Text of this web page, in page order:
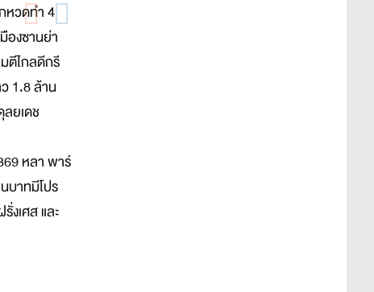
หวดทำ 4
องซานย่า
ตีไกลดีกรี
1.8 ล้าน
ยเดช
หลา พาร์
บาทมีโปร
งเศส และ